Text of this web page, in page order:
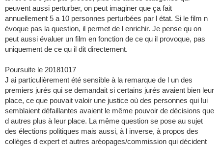
peuvent aussi perturber, on peut imaginer que ça fait
annuellement 5 a 10 personnes perturbées par l état. Si le film n
évoque pas la question, il permet de l enrichir. Je pense qu on
peut aussi évaluer un film en fonction de ce qu il provoque, pas
uniquement de ce qu il dit directement.
Poursuite le 20181017
J ai particulièrement été sensible à la remarque de l un des
premiers jurés qui se demandait si certains jurés avaient bien leur
place, ce que pouvait valoir une justice où des personnes qui lui
semblaient défaillantes avaient le même pouvoir de décisions que
d autres plus à leur place. La même question se pose au sujet
des élections politiques mais aussi, à l inverse, à propos des
collèges d expert et autres aréopages/commission qui décident